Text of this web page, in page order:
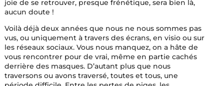
joie de se retrouver, presque frénétique, sera bien là,
aucun doute !
Voilà déjà deux années que nous ne nous sommes pas
vus, ou uniquement à travers des écrans, en visio ou sur
les réseaux sociaux. Vous nous manquez, on a hâte de
vous rencontrer pour de vrai, même en partie cachés
derrière des masques. D’autant plus que nous
traversons ou avons traversé, toutes et tous, une